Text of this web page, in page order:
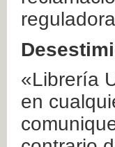
«Librería
en